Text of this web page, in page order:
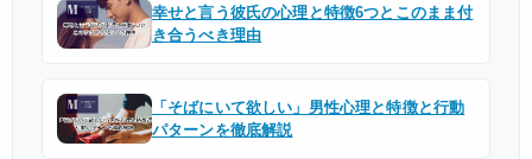
幸せと言う彼氏の心理と特徴6つとこのまま付
き合うべき理由
「そばにいて欲しい」男性心理と特徴と行動
パターンを徹底解説